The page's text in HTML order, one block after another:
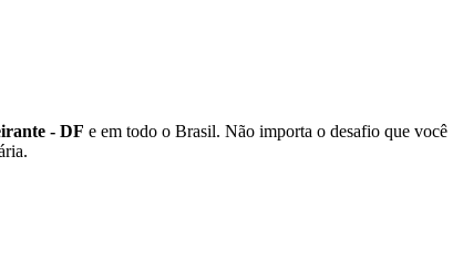
- DF e em todo o Brasil. Não importa o desafio que você